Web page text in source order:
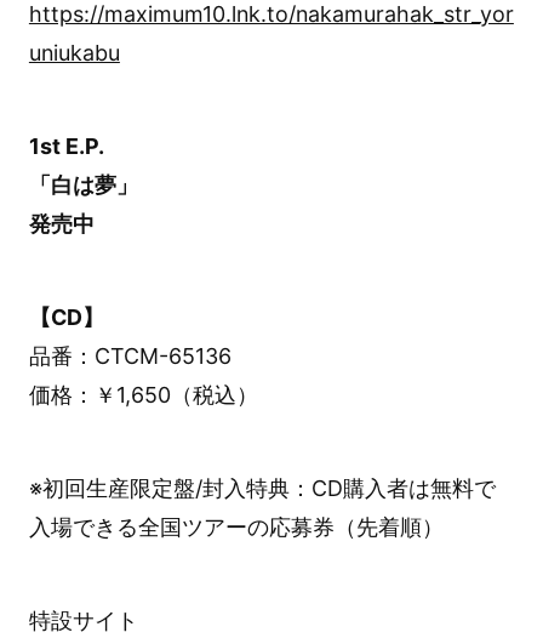
https://maximum10.lnk.to/nakamurahak_str_yor
uniukabu
1st E.P.
「白は夢」
発売中
【CD】
品番：CTCM-65136
価格：￥1,650（税込）
※初回生産限定盤/封入特典：CD購入者は無料で
入場できる全国ツアーの応募券（先着順）
特設サイト